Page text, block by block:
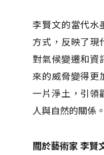
李賢文的當代水
方式，反映了現
對氣候變遷和資
來的威脅變得更
一片淨土，引領
人與自然的關係。
關於藝術家 李賢